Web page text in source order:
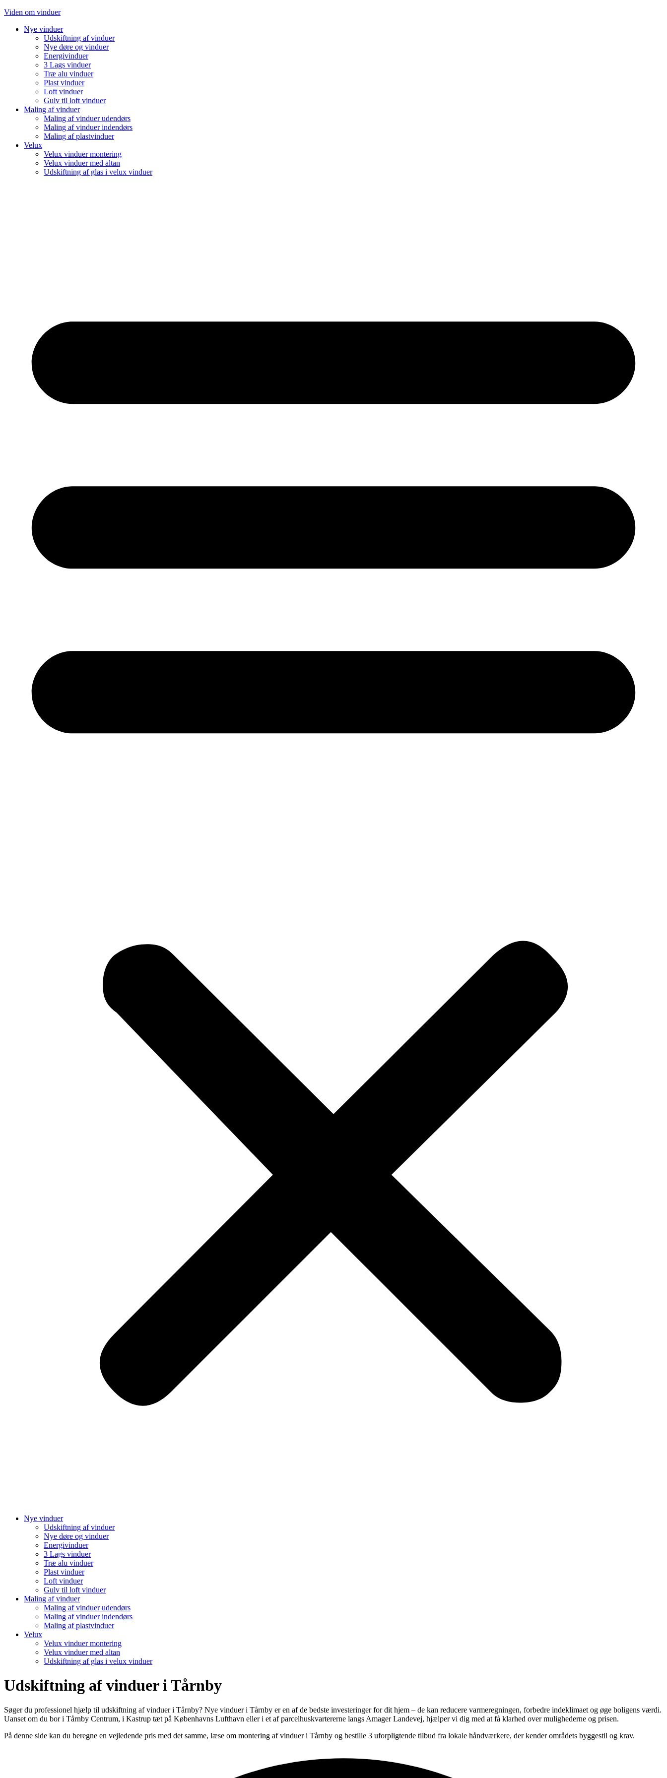
Videre
indhold
Viden om vinduer
Nye vinduer
Udskiftning af vinduer
Nye døre og vinduer
Energivinduer
3 Lags vinduer
Træ alu vinduer
Plast vinduer
Loft vinduer
Gulv til loft vinduer
Maling af vinduer
Maling af vinduer udendørs
Maling af vinduer indendørs
Maling af plastvinduer
Velux
Velux vinduer montering
Velux vinduer med altan
Udskiftning af glas i velux vinduer
Nye vinduer
Udskiftning af vinduer
Nye døre og vinduer
Energivinduer
3 Lags vinduer
Træ alu vinduer
Plast vinduer
Loft vinduer
Gulv til loft vinduer
Maling af vinduer
Maling af vinduer udendørs
Maling af vinduer indendørs
Maling af plastvinduer
Velux
Velux vinduer montering
Velux vinduer med altan
Udskiftning af glas i velux vinduer
Udskiftning af vinduer i Tårnby
Søger du professionel hjælp til udskiftning af vinduer i Tårnby? Nye vinduer i Tårnby er en af de bedste investeringer for dit hjem – de kan reducere varmeregningen, forbedre indeklimaet og øge boligens værdi.
Uanset om du bor i Tårnby Centrum, i Kastrup tæt på Københavns Lufthavn eller i et af parcelhuskvartererne langs Amager Landevej, hjælper vi dig med at få klarhed over mulighederne og prisen.
På denne side kan du beregne en vejledende pris med det samme, læse om montering af vinduer i Tårnby og bestille 3 uforpligtende tilbud fra lokale håndværkere, der kender områdets byggestil og krav.